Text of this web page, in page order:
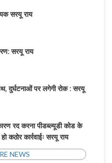
सरयू राय
सरयू राय
दुर्घटनाओं पर लगेगी रोक : सरयू
रद करना पीडब्ल्यूडी कोड के
कठोर कार्रवाईः सरयू राय
NEWS